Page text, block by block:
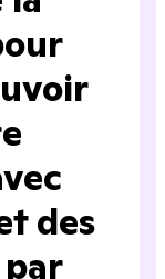
des